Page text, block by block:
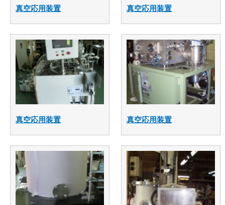
真空応用装置 真空応用装置
真空応用装置 真空応用装置